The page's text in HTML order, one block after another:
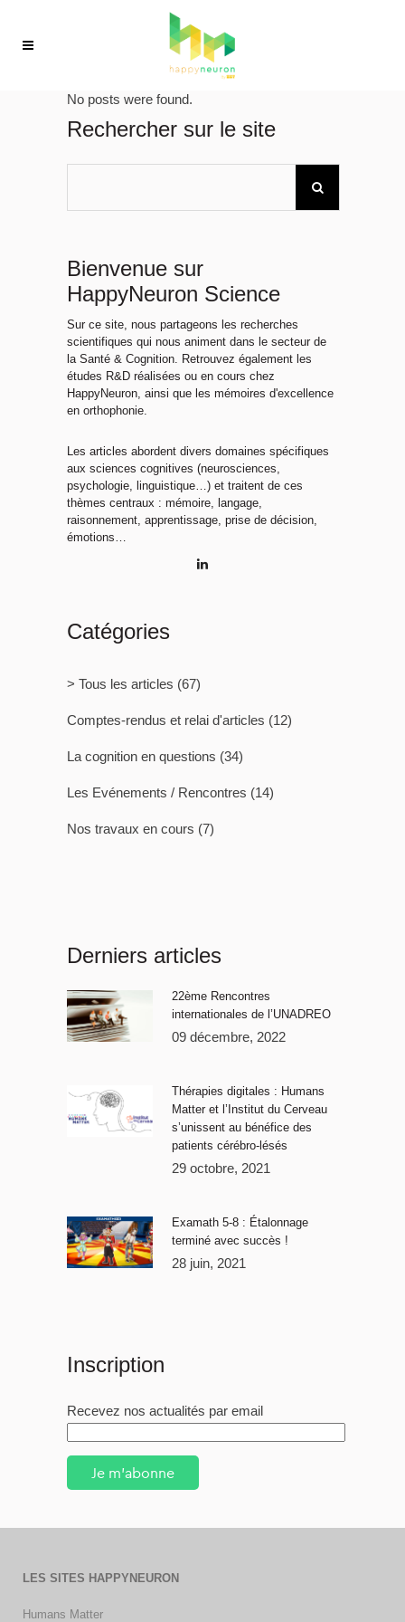
No posts were found.
Rechercher sur le site
Bienvenue sur
HappyNeuron Science
Sur ce site, nous partageons les recherches
scientifiques qui nous animent dans le secteur de
la Santé & Cognition. Retrouvez également les
études R&D réalisées ou en cours chez
HappyNeuron, ainsi que les mémoires d'excellence
en orthophonie.
Les articles abordent divers domaines spécifiques
aux sciences cognitives (neurosciences,
psychologie, linguistique…) et traitent de ces
thèmes centraux : mémoire, langage,
raisonnement, apprentissage, prise de décision,
émotions…
Catégories
> Tous les articles (67)
Comptes-rendus et relai d'articles (12)
La cognition en questions (34)
Les Evénements / Rencontres (14)
Nos travaux en cours (7)
Derniers articles
22ème Rencontres
internationales de l’UNADREO
09 décembre, 2022
Thérapies digitales : Humans
Matter et l’Institut du Cerveau
s’unissent au bénéfice des
patients cérébro-lésés
29 octobre, 2021
Examath 5-8 : Étalonnage
terminé avec succès !
28 juin, 2021
Inscription
Recevez nos actualités par email
Je m'abonne
LES SITES HAPPYNEURON
Humans Matter